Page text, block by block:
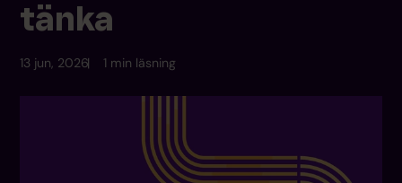
tänka
13 jun, 2026 1 min läsning